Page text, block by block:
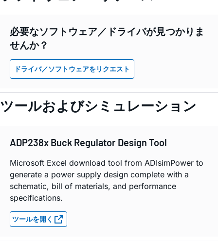
必要なソフトウェア／ドライバが見つかりま
せんか？
ドライバ／ソフトウェアをリクエスト
ツールおよびシミュレーション
ADP238x Buck Regulator Design Tool
Microsoft Excel download tool from ADIsimPower to
generate a power supply design complete with a
schematic, bill of materials, and performance
specifications.
ツールを開く